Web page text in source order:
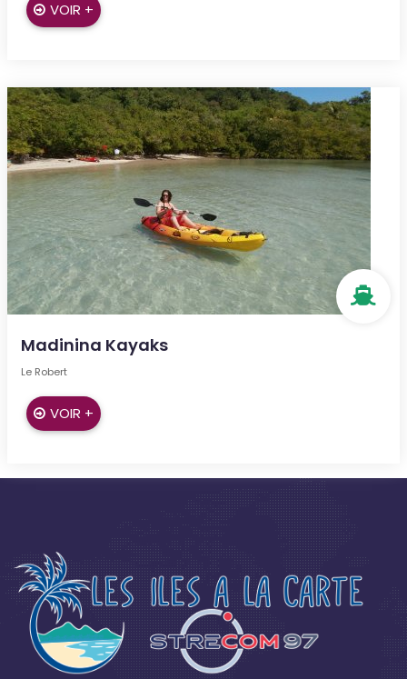
VOIR +
Madinina Kayaks
Le Robert
VOIR +